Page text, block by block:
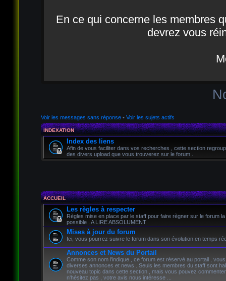
En ce qui concerne les membres
devrez vous
Voir les messages sans réponse• Voir les sujets actifs
INDEXATION
Index des liens
Afin de vous faciliter dans vos recherches , cette section
des divers upload que vous trouverez sur le forum .
ACCUEIL
Les règles à respecter
Règles mise en place par le staff pour faire règner sur le forum
possible . A LIRE ABSOLUMENT
Mises à jour du forum
Ici, vous pourrez suivre le forum dans son évolution en temps
Annonces et News du Portail
Comme son nom l'indique , ce forum est réservé au portail ,
diverses annonces et news . Seuls les membres du staff sont
nouveau topic dans cette section , mais vous pouvez
n'hésitez pas , votre avis nous intéresse ...